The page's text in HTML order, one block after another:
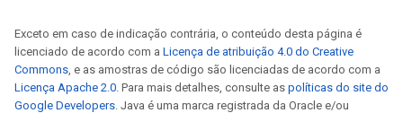
Exceto em caso de indicação contrária, o conteúdo desta página é
licenciado de acordo com a Licença de atribuição 4.0 do Creative
Commons, e as amostras de código são licenciadas de acordo com a
Licença Apache 2.0. Para mais detalhes, consulte as políticas do site do
Google Developers. Java é uma marca registrada da Oracle e/ou